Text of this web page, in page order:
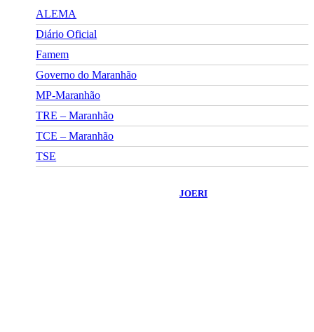
ALEMA
Diário Oficial
Famem
Governo do Maranhão
MP-Maranhão
TRE – Maranhão
TCE – Maranhão
TSE
JOERI